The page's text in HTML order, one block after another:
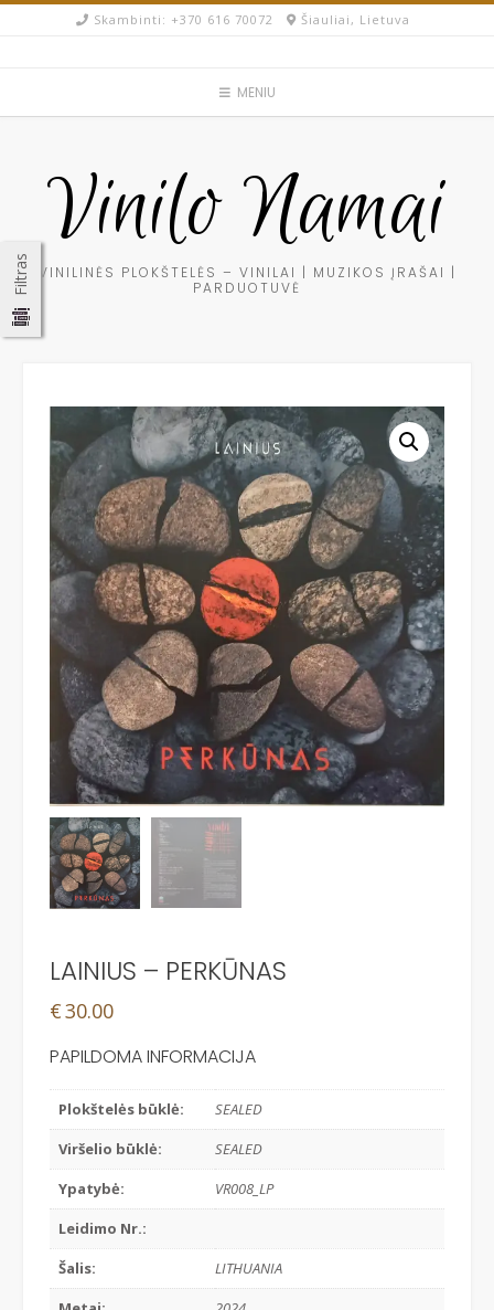
Skip
Skambinti: +370 616 70072​ Šiauliai, Lietuva
MENIU
Vinilo Namai
VINILINĖS PLOKŠTELĖS – VINILAI | MUZIKOS ĮRAŠAI |
PARDUOTUVĖ
LAINIUS – PERKŪNAS
€30.00
PAPILDOMA INFORMACIJA
Plokštelės būklė:
SEALED
Viršelio būklė:
SEALED
Ypatybė:
VR008_LP
Leidimo Nr.:
Šalis:
LITHUANIA
Filtras